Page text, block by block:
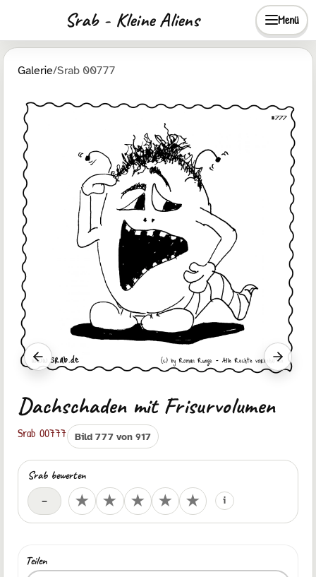
Srab - Kleine Aliens Menü
Galerie/Srab 00777
Vorheriger Srab
Dachschaden mit Frisurvolumen
Srab 00777 Bild 777 von 917
Srab bewerten
–
Deine Bewertung ★
★
★
★
★ i
Teilen